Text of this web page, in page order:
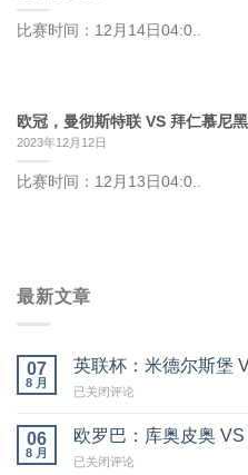
比赛时间：12月14日04:0..
欧冠，曼彻斯特联 VS 拜仁慕尼黑
2023年12月12日
比赛时间：12月13日04:0..
最新文章
07
8 月
英联杯：米德尔斯堡
英
杯：
米
德
已关闭评论
06
8 月
欧罗巴：库奥皮奥
欧
已关闭评论